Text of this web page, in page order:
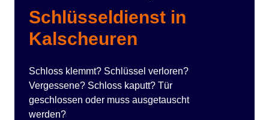
Schlüsseldienst in
Kalscheuren
Schloss klemmt? Schlüssel verloren?
Vergessene? Schloss kaputt? Tür
geschlossen oder muss ausgetauscht
werden?